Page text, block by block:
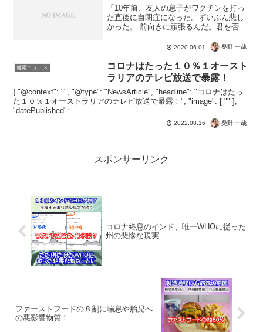
「10年前、友人の息子がワクチンを打っ
た直後に自閉症になった。ずいぶん悲し
かった。 前向きに頑張るんだ。君を否定
30人に1人が罹患する国民病だから、大統
領の身近に自閉症児がいても不思議じゃ
ない。「10年前...
2020.06.01 桑野 一哉
健康ニュース
コロナはたった１０％１オースト
ラリアのテレビ放送で暴露！
{ "@context": "", "@type": "NewsArticle", "headline": "コロナはたっ
た１０％１オーストラリアのテレビ放送で暴露！", "image": [ "" ],
"datePublished": ...
2022.08.16 桑野 一哉
スポンサーリンク
コロナ終息のインド、唯一WHOに従った
州の悲惨な現実
ファーストフードの８割に喘息や胎児へ
の悪影響物質！